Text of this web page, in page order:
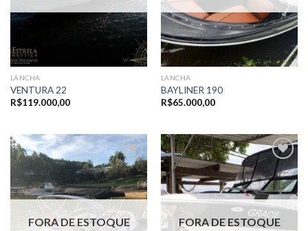
LANCHA
VENTURA 22
R$119.000,00
LANCHA
BAYLINER 190
R$65.000,00
Adicionar
aos meus
favoritos
FORA DE ESTOQUE
Adicionar
aos meus
favoritos
FORA DE ESTOQUE